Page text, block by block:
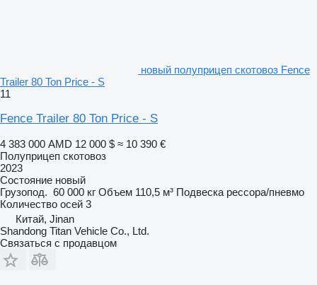
новый полуприцеп скотовоз Fence
Trailer 80 Ton Price - S
11
Fence Trailer 80 Ton Price - S
4 383 000 AMD 12 000 $ ≈ 10 390 €
Полуприцеп скотовоз
2023
Состояние новый
Грузопод. 60 000 кг Объем 110,5 м³ Подвеска рессора/пневмо
Количество осей 3
Китай, Jinan
Shandong Titan Vehicle Co., Ltd.
Связаться с продавцом